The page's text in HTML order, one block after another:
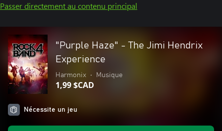
Passer directement au contenu principal
"Purple Haze" - The Jimi Hendrix
Experience
Harmonix • Musique
1,99 $CAD
Nécessite un jeu